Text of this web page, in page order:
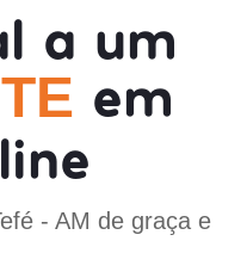
a um
em
- AM de graça e